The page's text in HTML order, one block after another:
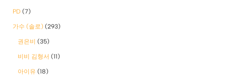
PD (7)
가수 (솔로) (293)
권은비 (35)
비비 김형서 (11)
아이유 (18)